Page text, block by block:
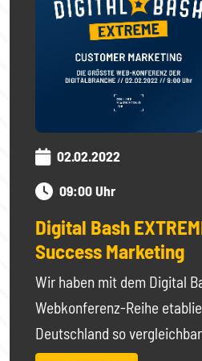
02.02.2022
09:00 Uhr
Digital Bash
Success Marketing
Wir haben mit dem Digital
Webkonferenz-Reihe
Deutschland so